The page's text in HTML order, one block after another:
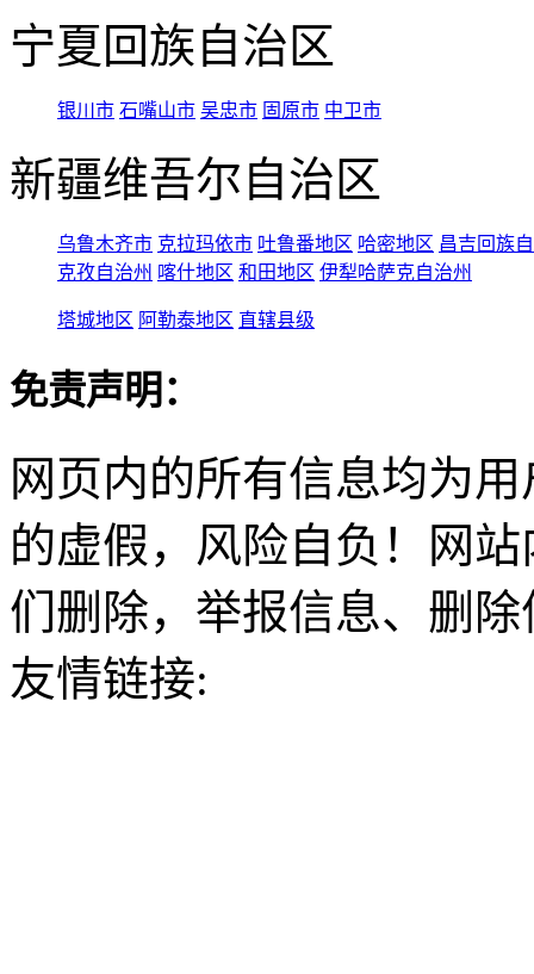
宁夏回族自治区
银川市 石嘴山市 吴忠市 固原市 中卫市
新疆维吾尔自治区
乌鲁木齐市 克拉玛依市 吐鲁番地区 哈密地区 昌吉回族
克孜自治州 喀什地区 和田地区 伊犁哈萨克自治州
塔城地区 阿勒泰地区 直辖县级
免责声明：
网页内的所有信息均为
的虚假，风险自负！网
们删除，举报信息、删
友情链接: